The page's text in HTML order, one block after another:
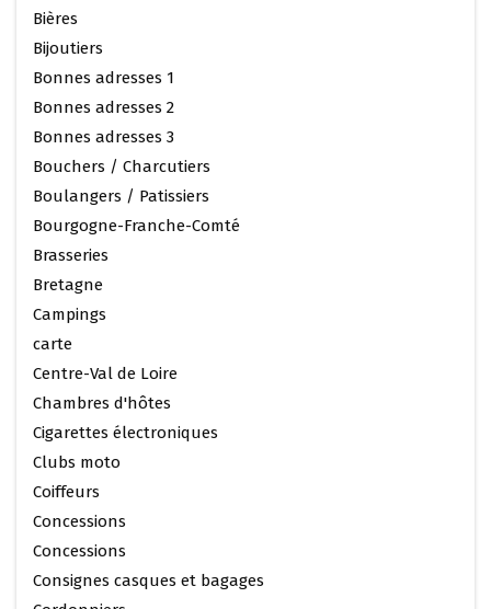
Bières
Bijoutiers
Bonnes adresses 1
Bonnes adresses 2
Bonnes adresses 3
Bouchers / Charcutiers
Boulangers / Patissiers
Bourgogne-Franche-Comté
Brasseries
Bretagne
Campings
carte
Centre-Val de Loire
Chambres d'hôtes
Cigarettes électroniques
Clubs moto
Coiffeurs
Concessions
Concessions
Consignes casques et bagages